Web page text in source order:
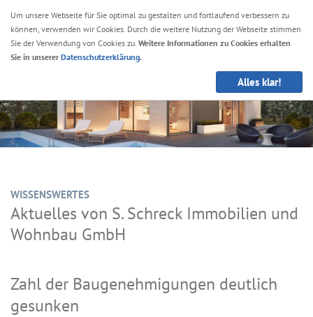
WISSENSWERTES
Aktuelles von S. Schreck Immobilien und
Wohnbau GmbH
Zahl der Baugenehmigungen deutlich
gesunken
Um unsere Webseite für Sie optimal zu gestalten und fortlaufend verbessern zu
können, verwenden wir Cookies. Durch die weitere Nutzung der Webseite stimmen
Sie der Verwendung von Cookies zu. Weitere Informationen zu Cookies erhalten
Sie in unserer Datenschutzerklärung.
Alles klar!